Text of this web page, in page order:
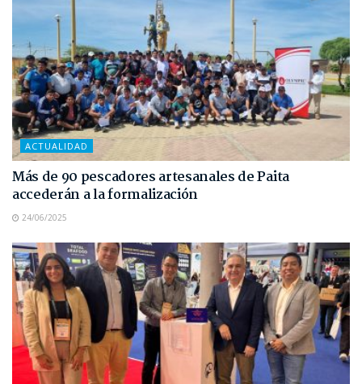
ACTUALIDAD
Más de 90 pescadores artesanales de Paita
accederán a la formalización
24/06/2025